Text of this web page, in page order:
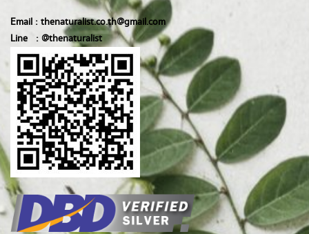
Email : thenaturalist.co.th@gmail.com
Line : @thenaturalist